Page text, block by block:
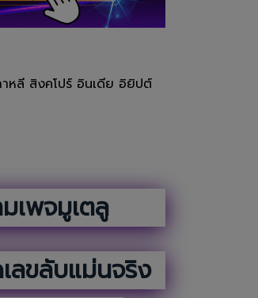
หลี สิงคโปร์ อินเดีย อิยิปต์
เพจมูเตลู
ลขลับแม่นจริง